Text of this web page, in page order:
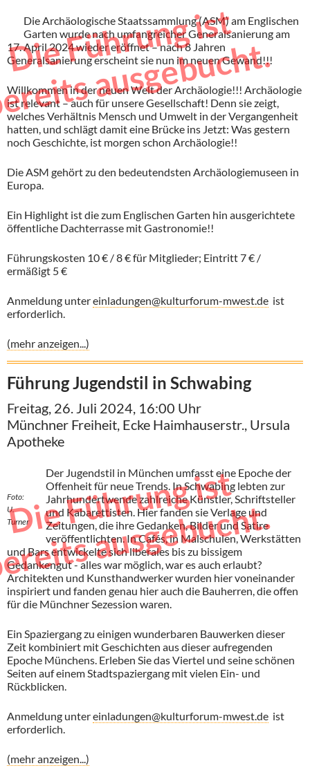
Die Archäologische Staatssammlung (ASM) am Englischen
Garten wurde nach umfangreicher Generalsanierung am
17. April 2024 wieder eröffnet – nach 8 Jahren
Generalsanierung erscheint sie nun im neuen Gewand!!!
Willkommen in der neuen Welt der Archäologie!!! Archäologie
ist relevant – auch für unsere Gesellschaft! Denn sie zeigt,
welches Verhältnis Mensch und Umwelt in der Vergangenheit
hatten, und schlägt damit eine Brücke ins Jetzt: Was gestern
noch Geschichte, ist morgen schon Archäologie!!
D
e
F
ü
h
r
u
n
g
i
s
t
b
e
r
e
i
t
s
a
u
s
g
e
b
u
c
h
Die ASM gehört zu den bedeutendsten Archäologiemuseen in
Europa.
Ein Highlight ist die zum Englischen Garten hin ausgerichtete
öffentliche Dachterrasse mit Gastronomie!!
Führungskosten 10 € / 8 € für Mitglieder; Eintritt 7 € /
ermäßigt 5 €
Anmeldung untereinladungen@kulturforum-mwest.de ist
erforderlich.
(mehr anzeigen...)
Führung Jugendstil in Schwabing
Freitag, 26. Juli 2024, 16:00 Uhr
Münchner Freiheit, Ecke Haimhauserstr., Ursula
Apotheke
Foto:
U.
Turner
Der Jugendstil in München umfasst eine Epoche der
Offenheit für neue Trends. In Schwabing lebten zur
Jahrhundertwende zahlreiche Künstler, Schriftsteller
und Kabarettisten. Hier fanden sie Verlage und
Zeitungen, die ihre Gedanken, Bilder und Satire
veröffentlichten. In Cafés, in Malschulen, Werkstätten
und Bars entwickelte sich liberales bis zu bissigem
Gedankengut - alles war möglich, war es auch erlaubt?
Architekten und Kunsthandwerker wurden hier voneinander
inspiriert und fanden genau hier auch die Bauherren, die offen
für die Münchner Sezession waren.
D
e
F
ü
h
r
u
n
g
i
s
t
b
e
r
e
i
t
s
a
u
s
g
e
b
u
c
h
Ein Spaziergang zu einigen wunderbaren Bauwerken dieser
Zeit kombiniert mit Geschichten aus dieser aufregenden
Epoche Münchens. Erleben Sie das Viertel und seine schönen
Seiten auf einem Stadtspaziergang mit vielen Ein- und
Rückblicken.
Anmeldung untereinladungen@kulturforum-mwest.de ist
erforderlich.
(mehr anzeigen...)